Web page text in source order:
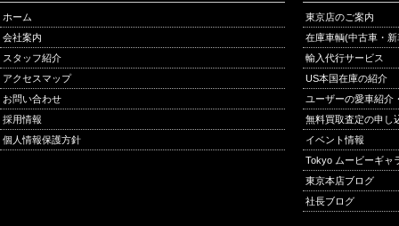
ホーム
会社案内
スタッフ紹介
アクセスマップ
お問い合わせ
採用情報
個人情報保護方針
東京店のご案内
在庫車輌(中古車・
輸入代行サービス
US本国在庫の紹介
ユーザーの愛車紹介
無料買取査定の申し
イベント情報
Tokyo ムービーギャ
東京本店ブログ
社長ブログ